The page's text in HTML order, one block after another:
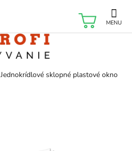
Jednokrídlové sklopné plastové okno